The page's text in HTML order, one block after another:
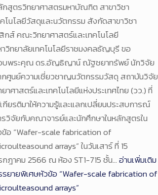
สูตรวิทยาศาสตรมหาบัณฑิต สาขาวิชา
โนโลยีวัสดุและนวัตกรรม สังกัดสาขาวิชา
กส์ คณะวิทยาศาสตร์และเทคโนโลยี
วิทยาลัยเทคโนโลยีราชมงคลธัญบุรี ขอ
บพระคุณ ดร.อัญธิญาน์ ณัฐชยาทรัพย์ นักวิจัย
กศูนย์ความเชี่ยวชาญนวัตกรรมวัสดุ สถาบันวิจัย
าศาสตร์และเทคโนโลยีแห่งประเทศไทย (วว.) ที่
กียรติมาให้ความรู้และแลกเปลี่ยนประสบการณ์
รวิจัยกับคณาจารย์และนักศึกษาในหลักสูตรใน
อ “Wafer-scale fabrication of
arrays” ในวันเสาร์ ที่ 15
กฎาคม 2566 ณ ห้อง ST1-715 ชั้น…อ่านเพิ่มเติม
ยายพิเศษหัวข้อ “Wafer-scale fabrication of
arrays”